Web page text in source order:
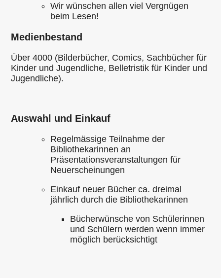
Wir wünschen allen viel Vergnügen
beim Lesen!
Medienbestand
Über 4000 (Bilderbücher, Comics, Sachbücher für
Kinder und Jugendliche, Belletristik für Kinder und
Jugendliche).
Auswahl und Einkauf
Regelmässige Teilnahme der
Bibliothekarinnen an
Präsentationsveranstaltungen für
Neuerscheinungen
Einkauf neuer Bücher ca. dreimal
jährlich durch die Bibliothekarinnen
Bücherwünsche von Schülerinnen
und Schülern werden wenn immer
möglich berücksichtigt